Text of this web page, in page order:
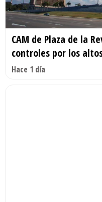
CAM de Plaza de la
controles por los
Hace 1 día